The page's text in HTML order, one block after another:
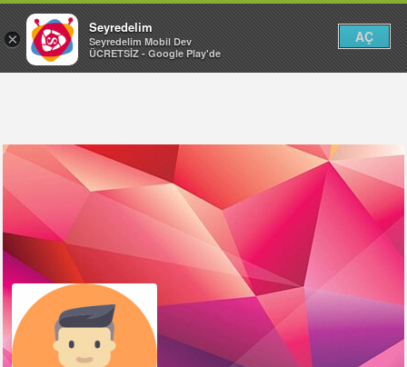
×
Seyredelim
Seyredelim Mobil Dev
ÜCRETSİZ - Google Play'de
AÇ